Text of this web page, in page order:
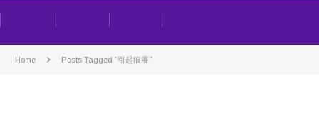
Home Posts Tagged "引起痕癢"